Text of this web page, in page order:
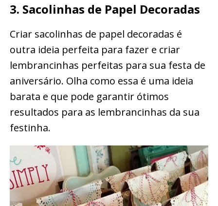
3. Sacolinhas de Papel Decoradas
Criar sacolinhas de papel decoradas é
outra ideia perfeita para fazer e criar
lembrancinhas perfeitas para sua festa de
aniversário. Olha como essa é uma ideia
barata e que pode garantir ótimos
resultados para as lembrancinhas da sua
festinha.